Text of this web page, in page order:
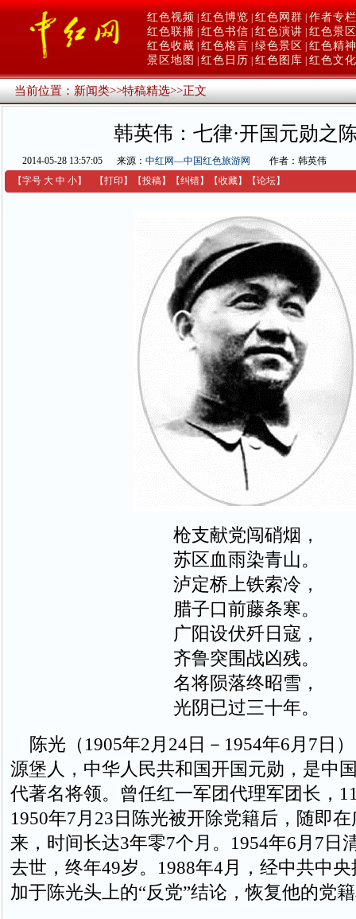
红色视频 红色博览 红色网群 作者专栏
红色联播 红色书信 红色演讲 红色景区
红色收藏 红色格言 绿色景区
红色精神
景区地图
红色日历 红色图库 红色文化
当前位置：新闻类>>特稿精选>>正文
韩英伟：七律·开国元勋之
2014-05-28 13:57:05 来源： 中红网—中国红色旅游网
作者：韩英伟
【字号 大 中 小】 【打印 】 【投稿】 【纠错】 【收藏】 【论坛】
枪支献党闯硝烟，
苏区血雨染青山。
泸定桥上铁索冷，
腊子口前藤条寒。
广阳设伏歼日寇，
齐鲁突围战凶残。
名将陨落终昭雪，
光阴已过三十年。
陈光（1905年2月24日－1954年6月7日
源堡人，中华人民共和国开国元勋，是中
代著名将领。曾任红一军团代理军团长，
1950年7月23日陈光被开除党籍后，随即
来，时间长达3年零7个月。1954年6月7日
去世，终年49岁。1988年4月，经中共中
加于陈光头上的“反党”结论，恢复他的党